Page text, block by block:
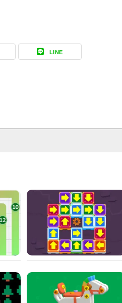
LINE